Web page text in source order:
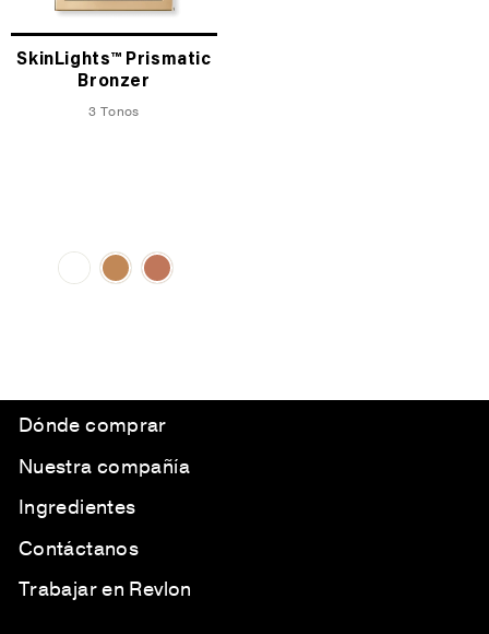
SkinLights™ Prismatic
Bronzer
3 Tonos
Dónde comprar
Nuestra compañía
Ingredientes
Contáctanos
Trabajar en Revlon